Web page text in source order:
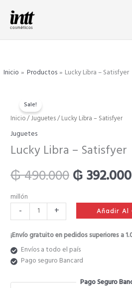
contenido
Inicio Productos Lucky Libra – Satisfyer
Sale!
Inicio/Juguetes/ Lucky Libra – Satisfyer
Juguetes
Lucky Libra – Satisfyer
₲490.000
El
precio
original
era:
₲
₲392.000
millón
-
Lucky
Libra
Satisfyer
+ Añadir Al
¡Envío gratuito en pedidos superiores a
Envíos a todo el país
Pago seguro Bancard
Pago Seguro